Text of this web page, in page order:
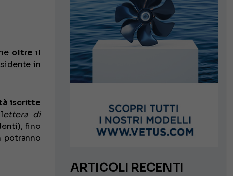
oltre il
in
iscritte
ettera di
fino
potranno
ARTICOLI RECENTI